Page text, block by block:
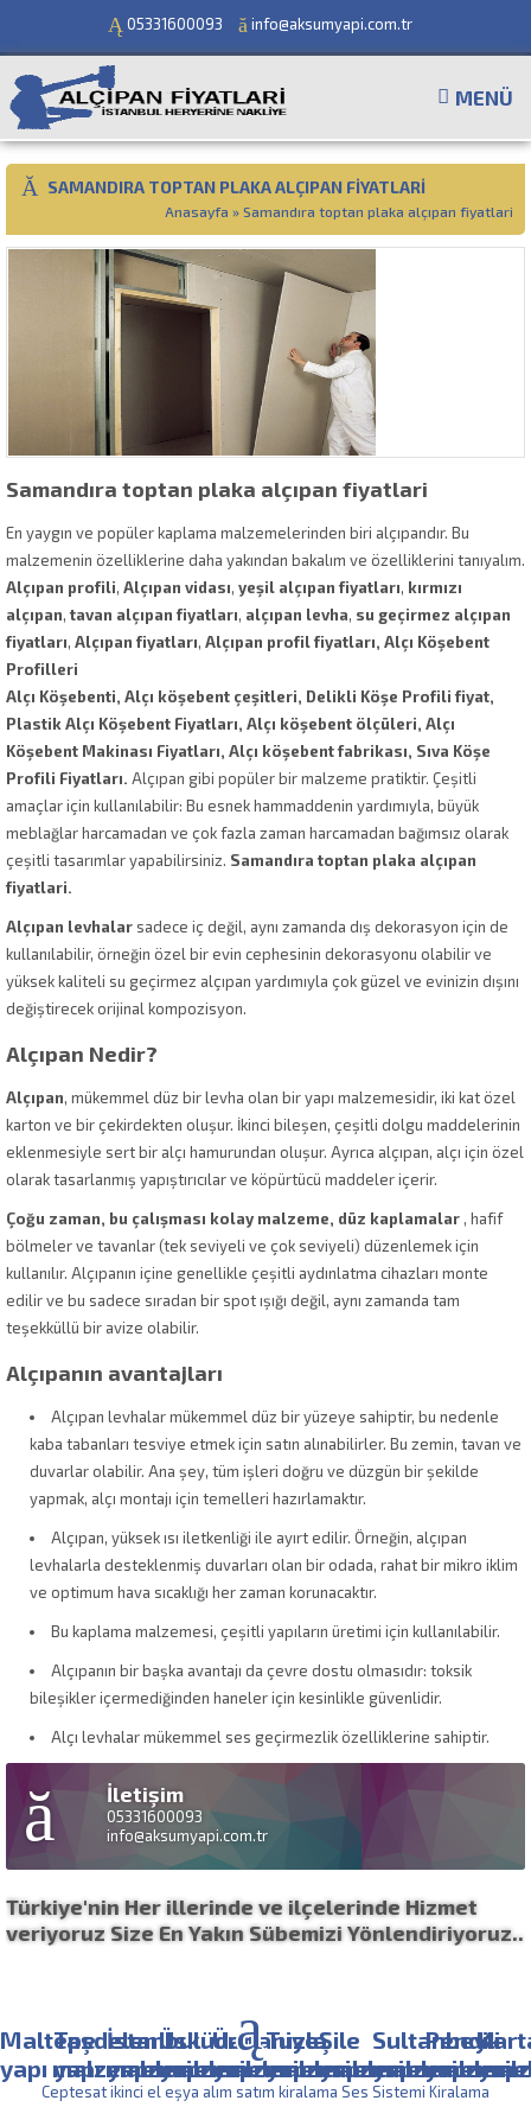
05331600093 info@aksumyapi.com.tr
MENÜ
SAMANDIRA TOPTAN PLAKA ALÇIPAN FIYATLARI
Anasayfa » Samandıra toptan plaka alçıpan fiyatlari
Samandıra toptan plaka alçıpan fiyatlari
En yaygın ve popüler kaplama malzemelerinden biri alçıpandır. Bu
malzemenin özelliklerine daha yakından bakalım ve özelliklerini tanıyalım.
Alçıpan profili, Alçıpan vidası, yeşil alçıpan fiyatları, kırmızı
alçıpan, tavan alçıpan fiyatları, alçıpan levha, su geçirmez alçıpan
fiyatları, Alçıpan fiyatları, Alçıpan profil fiyatları, Alçı Köşebent
Profilleri
Alçı Köşebenti, Alçı köşebent çeşitleri, Delikli Köşe Profili fiyat,
Plastik Alçı Köşebent Fiyatları, Alçı köşebent ölçüleri, Alçı
Köşebent Makinası Fiyatları, Alçı köşebent fabrikası, Sıva Köşe
Profili Fiyatları. Alçıpan gibi popüler bir malzeme pratiktir. Çeşitli
amaçlar için kullanılabilir: Bu esnek hammaddenin yardımıyla, büyük
meblağlar harcamadan ve çok fazla zaman harcamadan bağımsız olarak
çeşitli tasarımlar yapabilirsiniz. Samandıra toptan plaka alçıpan
fiyatlari.
Alçıpan levhalar sadece iç değil, aynı zamanda dış dekorasyon için de
kullanılabilir, örneğin özel bir evin cephesinin dekorasyonu olabilir ve
yüksek kaliteli su geçirmez alçıpan yardımıyla çok güzel ve evinizin dışını
değiştirecek orijinal kompozisyon.
Alçıpan Nedir?
Alçıpan, mükemmel düz bir levha olan bir yapı malzemesidir, iki kat özel
karton ve bir çekirdekten oluşur. İkinci bileşen, çeşitli dolgu maddelerinin
eklenmesiyle sert bir alçı hamurundan oluşur. Ayrıca alçıpan, alçı için özel
olarak tasarlanmış yapıştırıcılar ve köpürtücü maddeler içerir.
Çoğu zaman, bu çalışması kolay malzeme, düz kaplamalar , hafif
bölmeler ve tavanlar (tek seviyeli ve çok seviyeli) düzenlemek için
kullanılır. Alçıpanın içine genellikle çeşitli aydınlatma cihazları monte
edilir ve bu sadece sıradan bir spot ışığı değil, aynı zamanda tam
teşekküllü bir avize olabilir.
Alçıpanın avantajları
Alçıpan levhalar mükemmel düz bir yüzeye sahiptir, bu nedenle
kaba tabanları tesviye etmek için satın alınabilirler. Bu zemin, tavan ve
duvarlar olabilir. Ana şey, tüm işleri doğru ve düzgün bir şekilde
yapmak, alçı montajı için temelleri hazırlamaktır.
Alçıpan, yüksek ısı iletkenliği ile ayırt edilir. Örneğin, alçıpan
levhalarla desteklenmiş duvarları olan bir odada, rahat bir mikro iklim
ve optimum hava sıcaklığı her zaman korunacaktır.
Bu kaplama malzemesi, çeşitli yapıların üretimi için kullanılabilir.
Alçıpanın bir başka avantajı da çevre dostu olmasıdır: toksik
bileşikler içermediğinden haneler için kesinlikle güvenlidir.
Alçı levhalar mükemmel ses geçirmezlik özelliklerine sahiptir.
İletişim
05331600093
info@aksumyapi.com.tr
Türkiye'nin Her illerinde ve ilçelerinde Hizmet
veriyoruz Size En Yakın Sübemizi Yönlendiriyoruz..
Maltepe
yapı malzemeleri
Taşdelen
yapı malzemeleri
İstanbul
yapı malzemeleri
Üsküdar
yapı malzemeleri
Ümraniye
yapı malzemeleri
Tuzla
yapı malzemeleri
Şile
yapı malzemeleri
Sultanbeyli
yapı
Pendik
yapı
Ceptesat ikinci el eşya alım satım kiralama Ses Sistemi Kiralama